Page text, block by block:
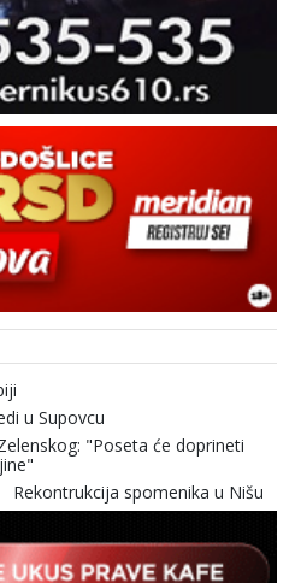
u Supovcu
"Poseta će doprineti
Rekontrukcija spomenika u Nišu